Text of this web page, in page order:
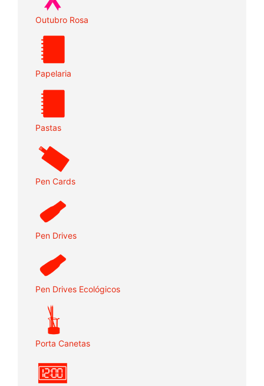
Outubro Rosa
Papelaria
Pastas
Pen Cards
Pen Drives
Pen Drives Ecológicos
Porta Canetas